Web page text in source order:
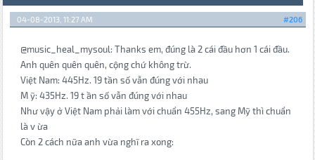
#206
04-08-2013, 11:27 AM
@music_heal_mysoul: Thanks em, đúng là 2 cái đầu hơn 1 cái đầu.
Anh quên quên quên, cộng chứ không trừ.
Việt Nam: 445Hz. 19 tần số vẫn đúng với nhau
M ỹ: 435Hz. 19 t ần số vẫn đúng với nhau
Như vậy ở Việt Nam phải làm với chuẩn 455Hz, sang Mỹ thì chuẩn
là v ừa
Còn 2 cách nữa anh vừa nghĩ ra xong: